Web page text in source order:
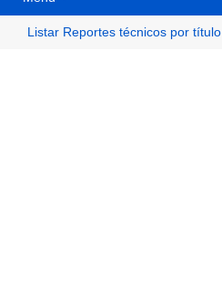
Listar Reportes técnicos por título